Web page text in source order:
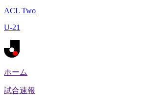
ACL Two
U-21
ホーム
試合速報